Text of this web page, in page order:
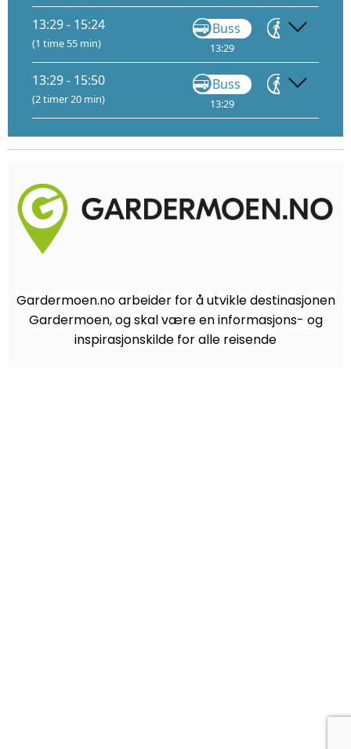
13:29 - 15:24
(1 time 55 min)
Buss
13:29
Gå
13:29 - 15:50
(2 timer 20 min)
Buss
13:29
Gå
Gardermoen.no arbeider for å utvikle destinasjonen
Gardermoen, og skal være en informasjons- og
inspirasjonskilde for alle reisende